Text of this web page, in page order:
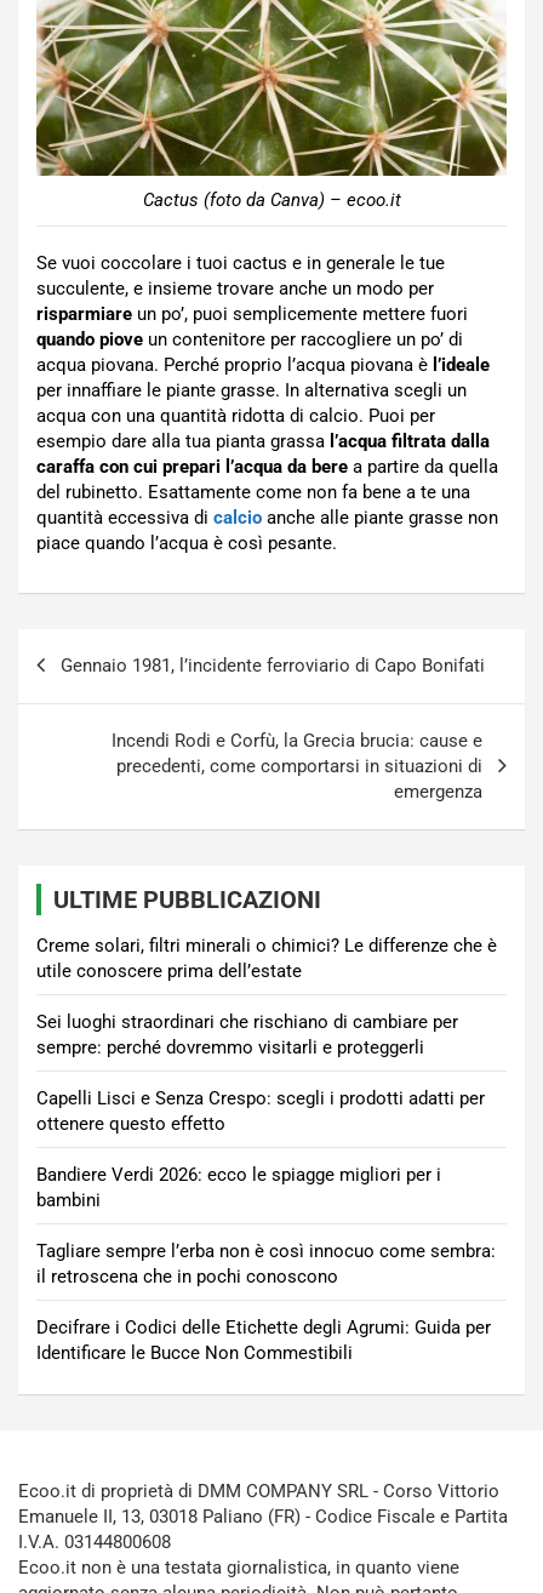
Cactus (foto da Canva) – ecoo.it
Se vuoi coccolare i tuoi cactus e in generale le tue
succulente, e insieme trovare anche un modo per
risparmiare un po’, puoi semplicemente mettere fuori
quando piove un contenitore per raccogliere un po’ di
acqua piovana. Perché proprio l’acqua piovana è l’ideale
per innaffiare le piante grasse. In alternativa scegli un
acqua con una quantità ridotta di calcio. Puoi per
esempio dare alla tua pianta grassa l’acqua filtrata dalla
caraffa con cui prepari l’acqua da bere a partire da quella
del rubinetto. Esattamente come non fa bene a te una
quantità eccessiva di calcio anche alle piante grasse non
piace quando l’acqua è così pesante.
Gennaio 1981, l’incidente ferroviario di Capo Bonifati
Incendi Rodi e Corfù, la Grecia brucia: cause e
precedenti, come comportarsi in situazioni di
emergenza
ULTIME PUBBLICAZIONI
Creme solari, filtri minerali o chimici? Le differenze che è
utile conoscere prima dell’estate
Sei luoghi straordinari che rischiano di cambiare per
sempre: perché dovremmo visitarli e proteggerli
Capelli Lisci e Senza Crespo: scegli i prodotti adatti per
ottenere questo effetto
Bandiere Verdi 2026: ecco le spiagge migliori per i
bambini
Tagliare sempre l’erba non è così innocuo come sembra:
il retroscena che in pochi conoscono
Decifrare i Codici delle Etichette degli Agrumi: Guida per
Identificare le Bucce Non Commestibili
Ecoo.it di proprietà di DMM COMPANY SRL - Corso Vittorio
Emanuele II, 13, 03018 Paliano (FR) - Codice Fiscale e Partita
I.V.A. 03144800608
Ecoo.it non è una testata giornalistica, in quanto viene